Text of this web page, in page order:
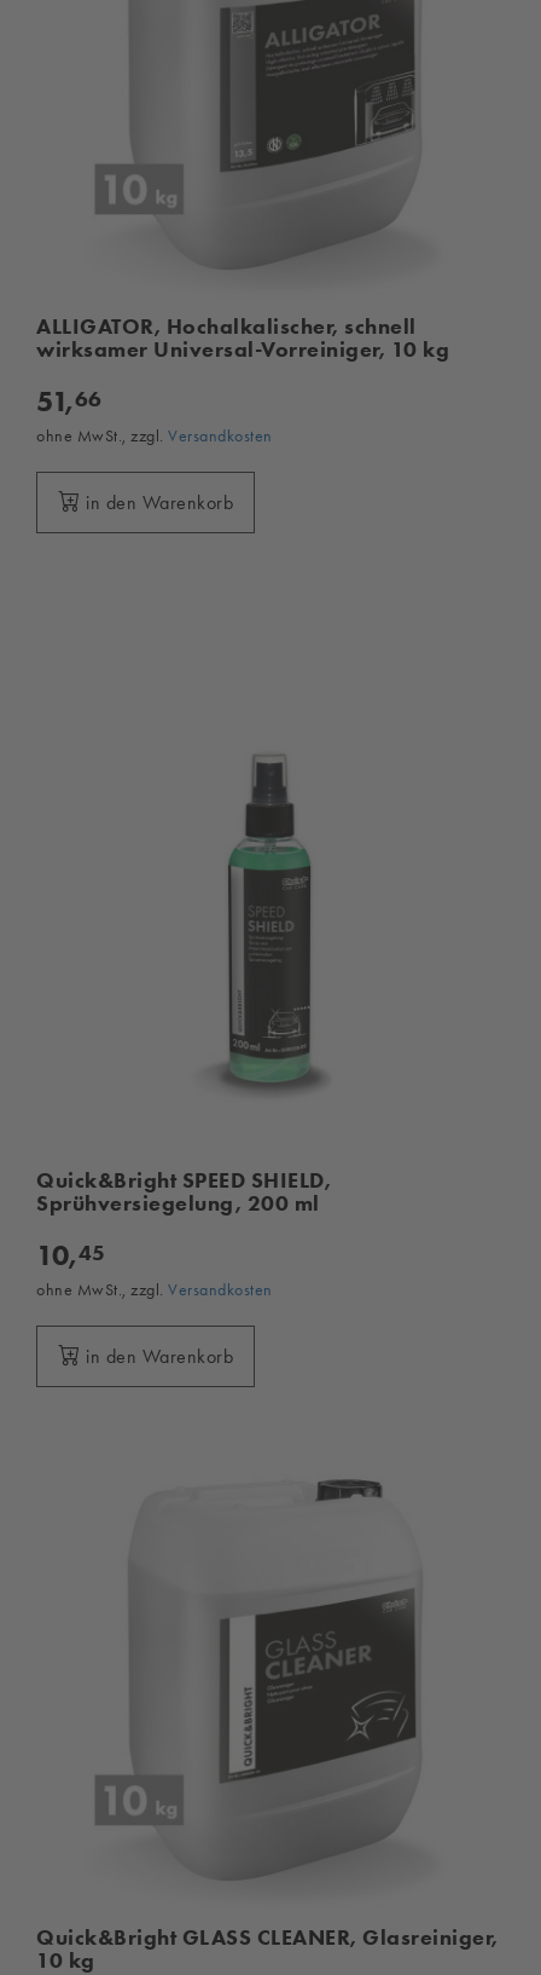
ALLIGATOR, Hochalkalischer, schnell
wirksamer Universal-Vorreiniger, 10 kg
51,66
ohne MwSt., zzgl. Versandkosten
in den Warenkorb
Quick&Bright SPEED SHIELD,
Sprühversiegelung, 200 ml
10,45
ohne MwSt., zzgl. Versandkosten
in den Warenkorb
Quick&Bright GLASS CLEANER, Glasreiniger,
10 kg